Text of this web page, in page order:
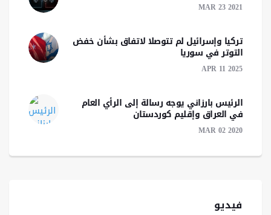
MAR 23 2021
تركيا وإسرائيل لم تتوصلا لاتفاق بشأن خفض
التوتر في سوريا
APR 11 2025
الرئیس بارزاني يوجه رسالة إلى الرأي العام
في العراق وإقليم كوردستان
MAR 02 2020
فيديو